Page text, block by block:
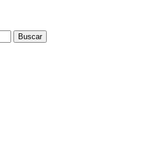
Buscar